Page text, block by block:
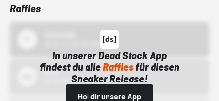
Raffles
In unserer Dead Stock App
findest du alleRafflesfür diesen
Sneaker Release!
Hol dir unsere App
Bstn
01.10.22 00:00 Uhr